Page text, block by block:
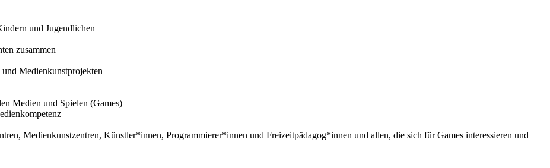
und Jugendlichen
zusammen
Medienkunstprojekten
Medien und Spielen (Games)
Medienkunstzentren, Künstler*innen, Programmierer*innen und Freizeitpädagog*innen und allen, die sich für Games interessieren und